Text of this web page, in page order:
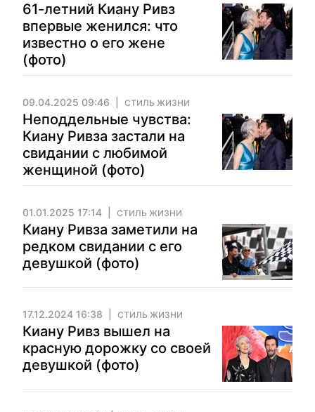
61-летний Киану Ривз
впервые женился: что
известно о его жене
(фото)
09.04.2025 09:46 СТИЛЬ ЖИЗНИ
Неподдельные чувства:
Киану Ривза застали на
свидании с любимой
женщиной (фото)
01.01.2025 17:14 СТИЛЬ ЖИЗНИ
Киану Ривза заметили на
редком свидании с его
девушкой (фото)
17.12.2024 16:38 СТИЛЬ ЖИЗНИ
Киану Ривз вышел на
красную дорожку со своей
девушкой (фото)